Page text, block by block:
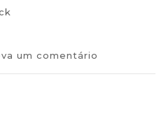
um comentário